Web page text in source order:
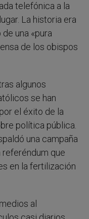
telefónica a la
La historia era
una «pura
de los obispos
algunos
se han
el éxito de la
política pública.
una campaña
referéndum que
en la fertilización
al